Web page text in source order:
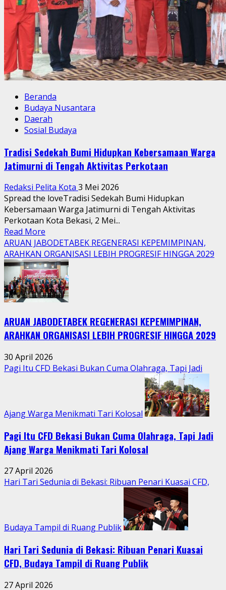
Beranda
Budaya Nusantara
Daerah
Sosial Budaya
Tradisi Sedekah Bumi Hidupkan Kebersamaan Warga
Jatimurni di Tengah Aktivitas Perkotaan
Redaksi Pelita Kota 3 Mei 2026
Spread the loveTradisi Sedekah Bumi Hidupkan
Kebersamaan Warga Jatimurni di Tengah Aktivitas
Perkotaan Kota Bekasi, 2 Mei...
Read More
more
about
Tradisi
Sedekah
Bumi
Hidupkan
Warga
Jatimurni
di
Tengah
Aktivitas
Perkotaan
ARUAN JABODETABEK REGENERASI KEPEMIMPINAN,
ARAHKAN ORGANISASI LEBIH PROGRESIF HINGGA 2029
ARUAN JABODETABEK REGENERASI KEPEMIMPINAN,
ARAHKAN ORGANISASI LEBIH PROGRESIF HINGGA 2029
30 April 2026
Pagi Itu CFD Bekasi Bukan Cuma Olahraga, Tapi Jadi
Ajang Warga Menikmati Tari Kolosal
Pagi Itu CFD Bekasi Bukan Cuma Olahraga, Tapi Jadi
Ajang Warga Menikmati Tari Kolosal
27 April 2026
Hari Tari Sedunia di Bekasi: Ribuan Penari Kuasai CFD,
Budaya Tampil di Ruang Publik
Hari Tari Sedunia di Bekasi: Ribuan Penari Kuasai
CFD, Budaya Tampil di Ruang Publik
27 April 2026